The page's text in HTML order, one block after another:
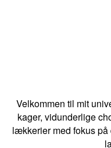
Velkommen til mit
kager, vidunderlige
lækkerier med fokus